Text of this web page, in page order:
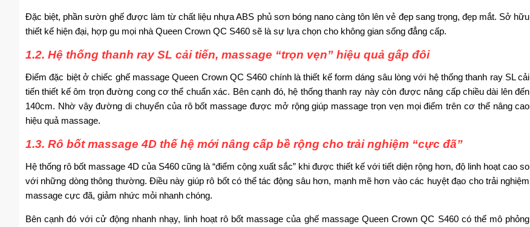
Đặc biệt, phần sườn ghế được làm từ chất liệu nhựa ABS phủ sơn bóng nano càng tôn lên vẻ đẹp sang trọng, đẹp mắt. Sở hữu
thiết kế hiện đại, hợp gu mọi nhà Queen Crown QC S460 sẽ là sự lựa chọn cho không gian sống đẳng cấp.
1.2. Hệ thống thanh ray SL cải tiến, massage “trọn vẹn” hiệu quả gấp đôi
Điểm đặc biệt ở chiếc ghế massageQueen Crown QC S460 chính là thiết kế form dáng sâu lòng với hệ thống thanh ray SL cải
tiến thiết kế ôm trọn đường cong cơ thể chuẩn xác. Bên cạnh đó, hệ thống thanh ray này còn được nâng cấp chiều dài lên đến
140cm. Nhờ vậy đường di chuyển của rô bốt massage được mở rộng giúp massage trọn vẹn mọi điểm trên cơ thể nâng cao
hiệu quả massage.
1.3. Rô bốt massage 4D thế hệ mới nâng cấp bề rộng cho trải nghiệm “cực đã”
Hệ thống rô bốt massage 4D của S460 cũng là “điểm cộng xuất sắc” khi được thiết kế với tiết diện rộng hơn, độ linh hoạt cao so
với những dòng thông thường. Điều này giúp rô bốt có thể tác động sâu hơn, mạnh mẽ hơn vào các huyệt đạo cho trải nghiệm
massage cực đã, giảm nhức mỏi nhanh chóng.
Bên cạnh đó với cử động nhanh nhạy, linh hoạt rô bốt massage của ghế massage Queen Crown QC S460 có thể mô phỏng